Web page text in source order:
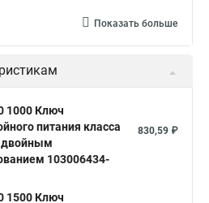
Показать больше
1000 Ключ
питания класса
двойным
103006434-
830,59 ₽
1500 Ключ